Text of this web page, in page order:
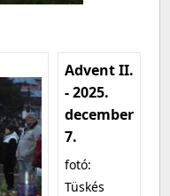
Advent II.
- 2025.
december
7.
fotó:
Tüskés